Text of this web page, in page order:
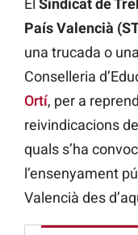
El Sindicat de
País Valencià
una trucada o
Conselleria
Ortí, per a
reivindicacions
quals s’ha
l’ensenyament
Valencià des